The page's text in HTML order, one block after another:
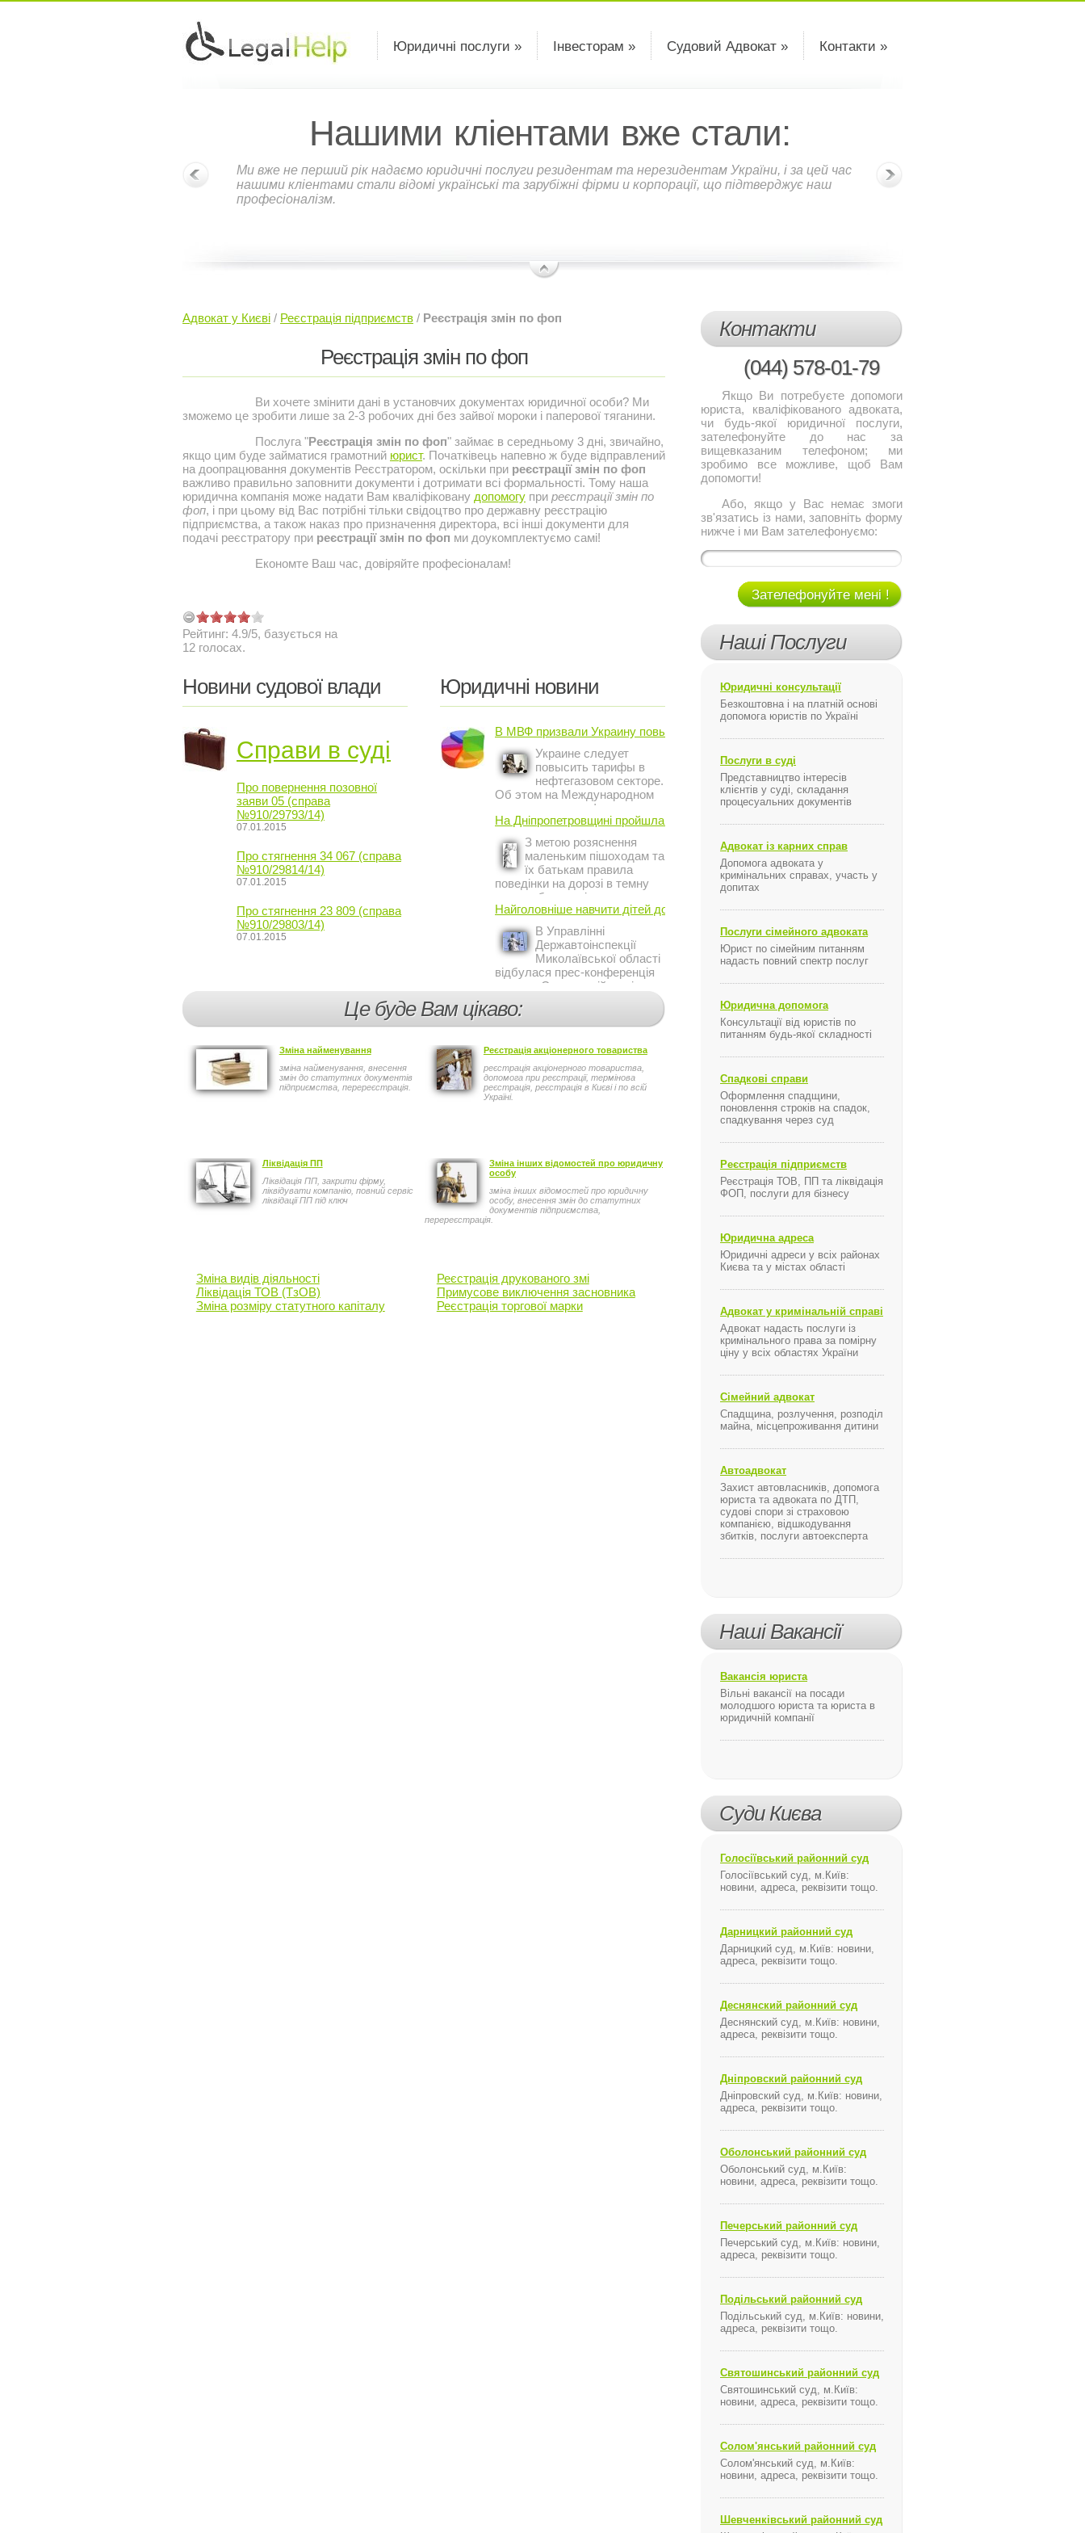
Юридичні послуги » Інвесторам » Судовий Адвокат » Контакти »
Нашими кліентами вже стали:
Ми вже не перший рік надаємо юридичні послуги резидентам та нерезидентам України, і за цей час
нашими кліентами стали відомі українські та зарубіжні фірми и корпорації, що підтверджує наш
професіоналізм.
Адвокат у Києві / Реєстрація підприємств / Реєстрація змін по фоп
Реєстрація змін по фоп
Ви хочете змінити дані в установчих документах юридичної особи? Ми
зможемо це зробити лише за 2-3 робочих дні без зайвої мороки і паперової тяганини.
Послуга "Реєстрація змін по фоп" займає в середньому 3 дні, звичайно,
якщо цим буде займатися грамотний юрист. Початківець напевно ж буде відправлений
на доопрацювання документів Реєстратором, оскільки при реєстрації змін по фоп
важливо правильно заповнити документи і дотримати всі формальності. Тому наша
юридична компанія може надати Вам кваліфіковану допомогу при реєстрації змін по
фоп, і при цьому від Вас потрібні тільки свідоцтво про державну реєстрацію
підприємства, а також наказ про призначення директора, всі інші документи для
подачі реєстратору при реєстрації змін по фоп ми доукомплектуємо самі!
Економте Ваш час, довіряйте професіоналам!
Рейтинг: 4.9/5, базується на
12 голосах.
Новини судової влади
Справи в суді
Про повернення позовної
заяви 05 (справа
№910/29793/14)
07.01.2015
Про стягнення 34 067 (справа
№910/29814/14)
07.01.2015
Про стягнення 23 809 (справа
№910/29803/14)
07.01.2015
Юридичні новини
В МВФ призвали Украину повысить ...
Украине следует
повысить тарифы в
нефтегазовом секторе.
Об этом на Международном
инвестиционном форуме в
Киеве заявил постоянный
представитель МВФ на
Украине Жером Ваше.
На Дніпропетровщині пройшла акція ...
З метою розяснення
маленьким пішоходам та
їх батькам правила
поведінки на дорозі в темну
пору доби, працівники сектору
профілактичної роботи відділу
ДАІ з обслуговування міста
Кривий Ріг провели ...
Найголовніше навчити дітей дотримуватися ...
В Управлінні
Державтоінспекції
Миколаївської області
відбулася прес-конференція
на тему Стан аварійності за
пішоходів.
Це буде Вам цікаво:
Зміна найменування
зміна найменування, внесення
змін до статутних документів
підприємства, перереєстрація.
Ліквідація ПП
Ліквідація ПП, закрити фірму,
ліквідувати компанію, повний сервіс
ліквідації ПП під ключ
Зміна видів діяльності
Ліквідація ТОВ (ТзОВ)
Зміна розміру статутного капіталу
Реєстрація акціонерного товариства
реєстрація акціонерного товариства,
допомога при реєстрації, термінова
реєстрація, реєстрація в Києві і по всій
Україні.
Зміна інших відомостей про юридичну
особу
зміна інших відомостей про юридичну
особу, внесення змін до статутних
документів підприємства,
перереєстрація.
Реєстрація друкованого змі
Примусове виключення засновника
Реєстрація торгової марки
Контакти
(044) 578-01-79
Якщо Ви потребуєте допомоги
юриста, кваліфікованого адвоката,
чи будь-якої юридичної послуги,
зателефонуйте до нас за
вищевказаним телефоном; ми
зробимо все можливе, щоб Вам
допомогти!
Або, якщо у Вас немає змоги
зв'язатись із нами, заповніть форму
нижче і ми Вам зателефонуємо:
Зателефонуйте мені !
Наші Послуги
Юридичні консультації
Безкоштовна і на платній основі
допомога юристів по Україні
Послуги в суді
Представництво інтересів
клієнтів у суді, складання
процесуальних документів
Адвокат із карних справ
Допомога адвоката у
кримінальних справах, участь у
допитах
Послуги сімейного адвоката
Юрист по сімейним питанням
надасть повний спектр послуг
Юридична допомога
Консультації від юристів по
питанням будь-якої складності
Спадкові справи
Оформлення спадщини,
поновлення строків на спадок,
спадкування через суд
Реєстрація підприємств
Реєстрація ТОВ, ПП та ліквідація
ФОП, послуги для бізнесу
Юридична адреса
Юридичні адреси у всіх районах
Києва та у містах області
Адвокат у кримінальній справі
Адвокат надасть послуги із
кримінального права за помірну
ціну у всіх областях України
Сімейний адвокат
Спадщина, розлучення, розподіл
майна, місцепроживання дитини
Автоадвокат
Захист автовласників, допомога
юриста та адвоката по ДТП,
судові спори зі страховою
компанією, відшкодування
збитків, послуги автоексперта
Наші Вакансії
Вакансія юриста
Вільні вакансії на посади
молодшого юриста та юриста в
юридичній компанії
Суди Києва
Голосіївський районний суд
Голосіївський суд, м.Київ:
новини, адреса, реквізити тощо.
Дарницкий районний суд
Дарницкий суд, м.Київ: новини,
адреса, реквізити тощо.
Деснянский районний суд
Деснянский суд, м.Київ: новини,
адреса, реквізити тощо.
Дніпровский районний суд
Дніпровский суд, м.Київ: новини,
адреса, реквізити тощо.
Оболонський районний суд
Оболонський суд, м.Київ:
новини, адреса, реквізити тощо.
Печерський районний суд
Печерський суд, м.Київ: новини,
адреса, реквізити тощо.
Подільський районний суд
Подільський суд, м.Київ: новини,
адреса, реквізити тощо.
Святошинський районний суд
Святошинський суд, м.Київ:
новини, адреса, реквізити тощо.
Солом'янський районний суд
Солом'янський суд, м.Київ:
новини, адреса, реквізити тощо.
Шевченківський районний суд